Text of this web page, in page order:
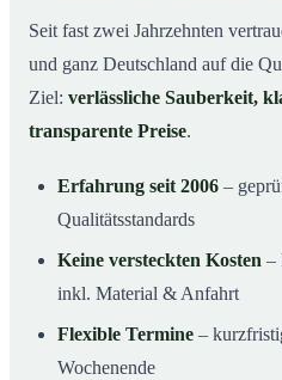
Seit fast zwei Jahrzehnten
und ganz Deutschland auf die
Ziel: verlässliche Sauberkeit,
transparente Preise.
Erfahrung seit 2006 –
Qualitätsstandards
Keine versteckten Kosten –
inkl. Material & Anfahrt
Flexible Termine –
Wochenende